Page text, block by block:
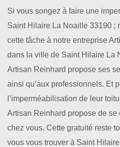
Si vous songez à faire une
Saint Hilaire La Noaille 33190 ;
cette tâche à notre entreprise
dans la ville de Saint Hilaire La
Artisan Reinhard propose ses
ainsi qu’aux professionnels. Et
l’imperméabilisation de leur
Artisan Reinhard propose de se
chez vous. Cette gratuité reste
vous vous trouver à Saint